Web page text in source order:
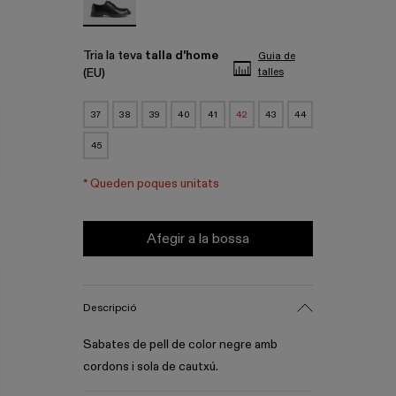
Tria la teva talla d'home
(EU)
Guia de
talles
37 38 39 40 41 42 43 44
45
* Queden poques unitats
Afegir a la bossa
Descripció
Sabates de pell de color negre amb
cordons i sola de cautxú.